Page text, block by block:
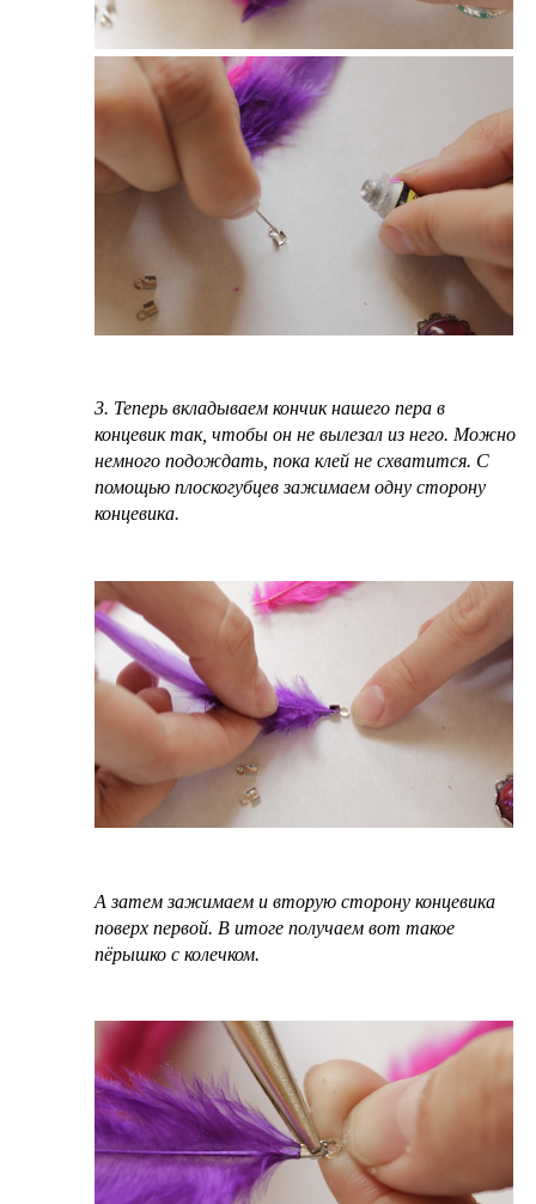
3. Теперь вкладываем кончик нашего пера в
концевик так, чтобы он не вылезал из него. Можно
немного подождать, пока клей не схватится. С
помощью плоскогубцев зажимаем одну сторону
концевика.
А затем зажимаем и вторую сторону концевика
поверх первой. В итоге получаем вот такое
пёрышко с колечком.